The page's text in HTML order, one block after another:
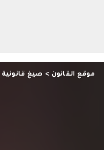
موقع القانون > صيغ قانونية